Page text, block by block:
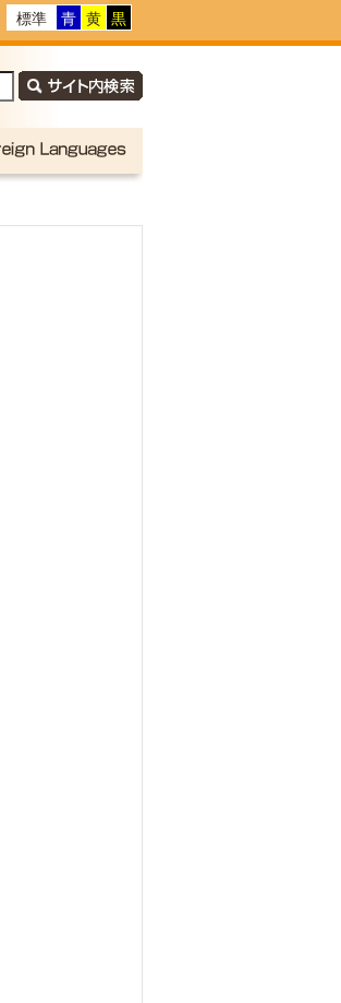
標準 青 黄 黒